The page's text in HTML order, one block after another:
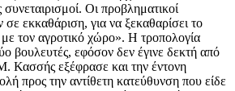
συνεταιρισμοί. Οι προβληματικοί
σε εκκαθάριση, για να ξεκαθαρίσει το
με τον αγροτικό χώρο». Η τροπολογία
βουλευτές, εφόσον δεν έγινε δεκτή από
Κασσής εξέφρασε και την έντονη
προς την αντίθετη κατεύθυνση που είδε